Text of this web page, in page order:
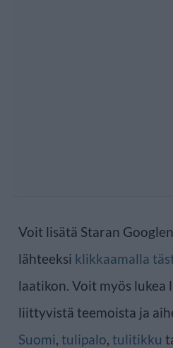
Voit lisätä Staran
lähteeksi klikkaamalla
laatikon. Voit myös lukea
liittyvistä teemoista ja
Suomi, tulipalo, tulitikku